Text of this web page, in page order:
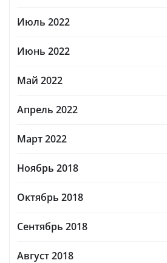
Июль 2022
Июнь 2022
Май 2022
Апрель 2022
Март 2022
Ноябрь 2018
Октябрь 2018
Сентябрь 2018
Август 2018